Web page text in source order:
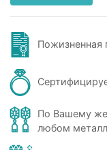
Пожизненная
По Вашему
любом